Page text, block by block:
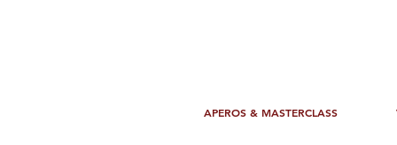
APEROS & MASTERCLASS